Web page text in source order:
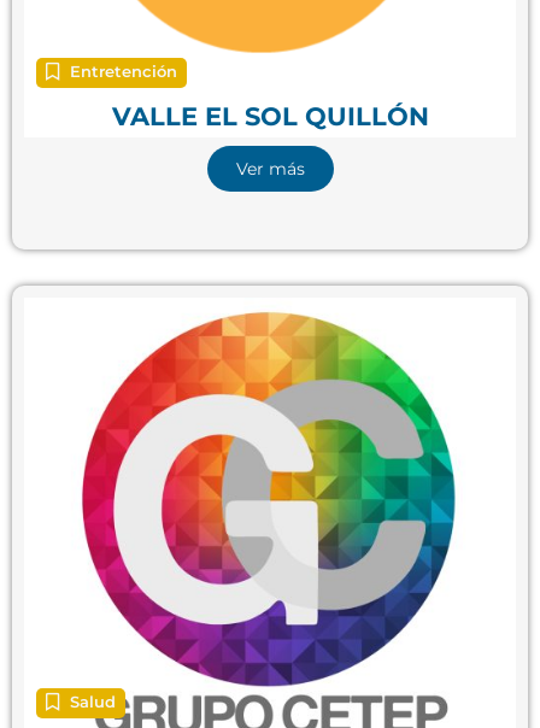
Entretención
VALLE EL SOL QUILLÓN
Ver más
Salud